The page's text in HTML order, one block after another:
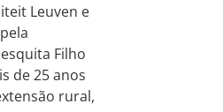
Leuven e
Filho
de 25 anos
rural,